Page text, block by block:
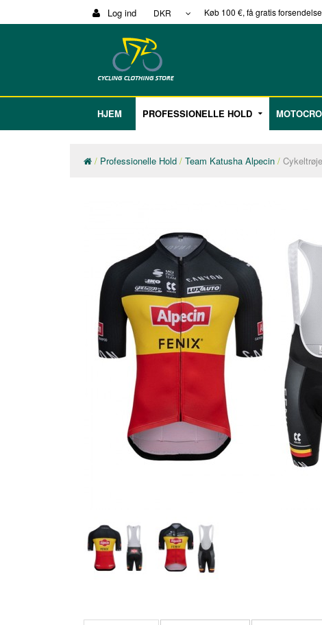
Log ind DKR Køb 100 €, få gratis forsendelse
HJEM PROFESSIONELLE HOLD
Professionelle Hold Team Katusha Alpecin